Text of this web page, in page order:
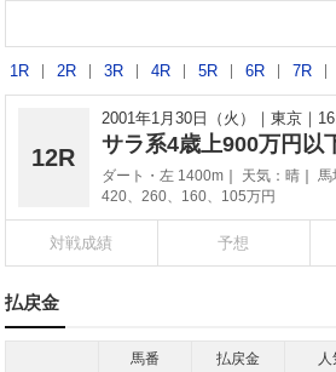
1R 2R 3R 4R 5R 6R 7R
12R
2001年1月30日（火） 東京
サラ系4歳上900万円以
ダート・左 1400m 天気： 晴 馬
420、260、160、105万円
対戦成績 予想
払戻金
馬番 払戻金 人